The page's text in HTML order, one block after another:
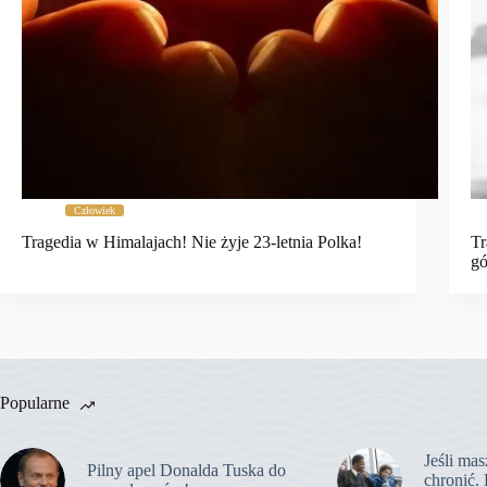
Człowiek
Tragedia w Himalajach! Nie żyje 23-letnia Polka!
Popularne
Pilny apel Donalda Tuska do
Jeśli
chronić.